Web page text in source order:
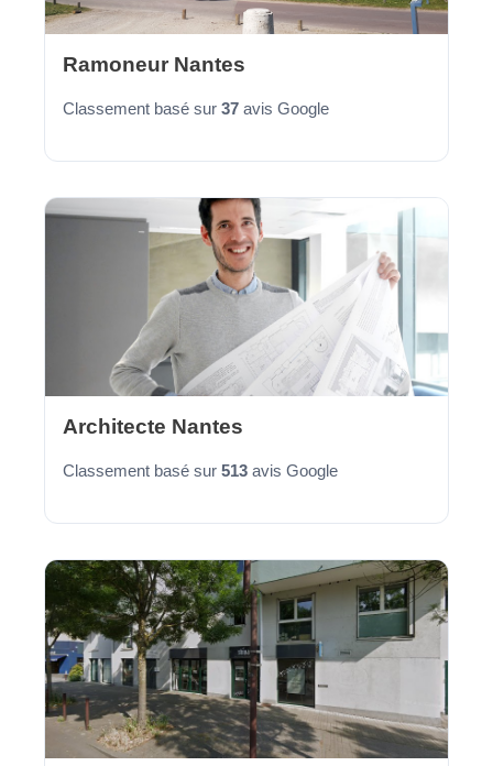
Ramoneur Nantes
Classement basé sur 37 avis Google
Architecte Nantes
Classement basé sur 513 avis Google